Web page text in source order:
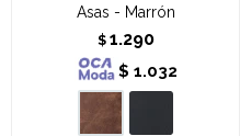
Asas - Marrón
$ 1.290
$ 1.032